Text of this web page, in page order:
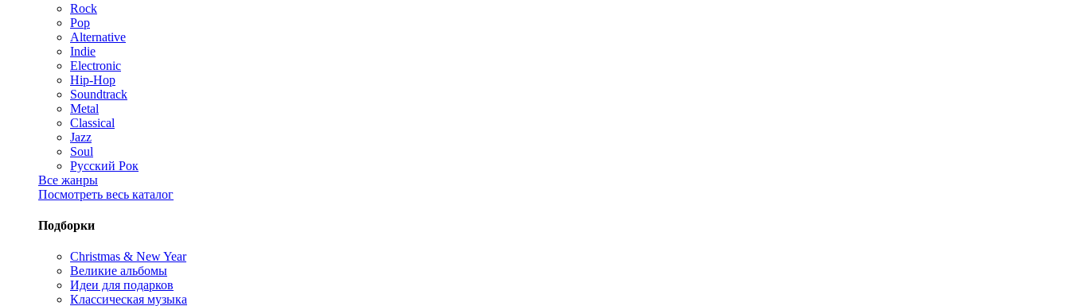
Rock
Pop
Alternative
Indie
Electronic
Hip-Hop
Soundtrack
Metal
Classical
Jazz
Soul
Русский Рок
Все жанры
Посмотреть весь каталог
Подборки
Christmas & New Year
Великие альбомы
Идеи для подарков
Классическая музыка